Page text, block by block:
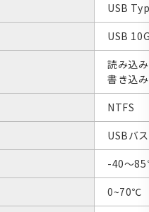
USB
USB
読み込
書き込
NTFS
USBバ
-40～
0~70℃